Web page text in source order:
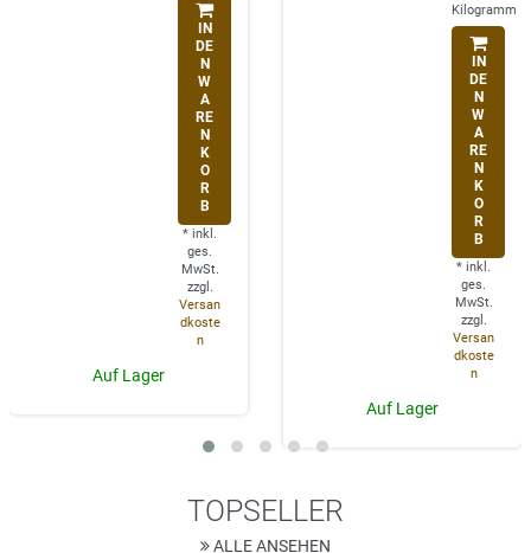
IN
DE
N
W
A
RE
N
K
O
R
B
* inkl.
ges.
MwSt.
zzgl.
Versan
dkoste
n
Auf Lager
Kilogramm
IN
DE
N
W
A
RE
N
K
O
R
B
* inkl.
ges.
MwSt.
zzgl.
Versan
dkoste
n
Auf Lager
TOPSELLER
ALLE ANSEHEN